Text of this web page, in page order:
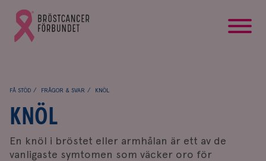
Gå
till
Bröstcancerförbundets
FÅ STÖD FRÅGOR & SVAR KNÖL
KNÖL
En knöl i bröstet eller armhålan är ett av de
vanligaste symtomen som väcker oro för